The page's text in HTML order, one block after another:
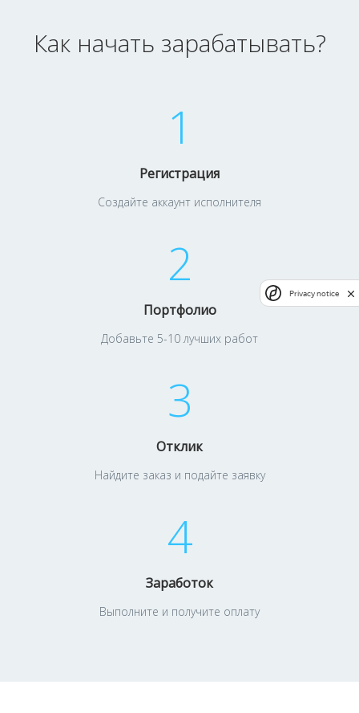
Как начать зарабатывать?
1
Регистрация
Создайте аккаунт исполнителя
2
Портфолио
Добавьте 5-10 лучших работ
3
Отклик
Найдите заказ и подайте заявку
4
Заработок
Выполните и получите оплату
Privacy notice